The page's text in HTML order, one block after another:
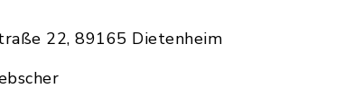
22, 89165 Dietenheim